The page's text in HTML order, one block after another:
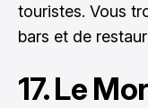
touristes. Vous
bars et de
17. Le